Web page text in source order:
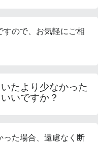
すので、お気軽にご相
たより少なかった
いですか？
った場合、遠慮なく断